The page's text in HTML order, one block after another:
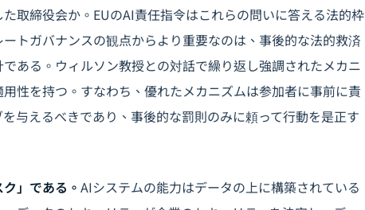
取締役会か。EUのAI責任指令はこれらの問いに答える法的枠
トガバナンスの観点からより重要なのは、事後的な法的救済
ある。ウィルソン教授との対話で繰り返し強調されたメカニ
性を持つ。すなわち、優れたメカニズムは参加者に事前に責
与えるべきであり、事後的な罰則のみに頼って行動を是正す
」である。 AIシステムの能力はデータの上に構築されている